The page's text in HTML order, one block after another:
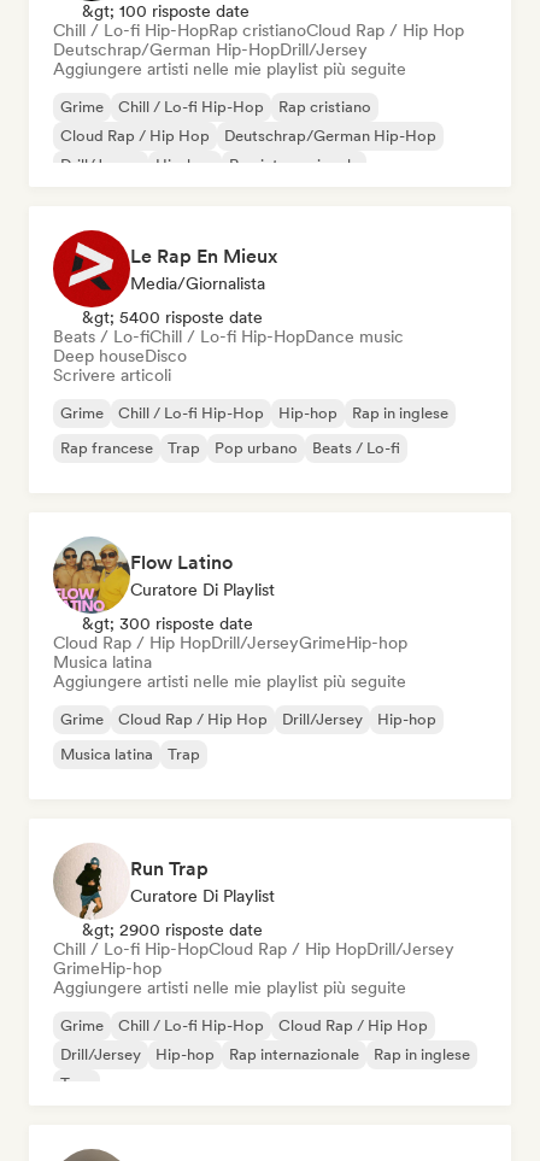
&gt; 100 risposte date
Chill / Lo-fi Hip-HopRap cristianoCloud Rap / Hip Hop
Deutschrap/German Hip-HopDrill/Jersey
Aggiungere artisti nelle mie playlist più seguite
Grime Chill / Lo-fi Hip-Hop
Rap cristiano
Cloud Rap / Hip Hop
Deutschrap/German Hip-Hop
Drill/Jersey
Hip-hop Rap internazionale
Le Rap En Mieux
Media/Giornalista
&gt; 5400 risposte date
Beats / Lo-fiChill / Lo-fi Hip-HopDance music
Deep houseDisco
Scrivere articoli
Grime Chill / Lo-fi Hip-Hop Hip-hop
Rap in inglese
Rap francese
Trap Pop urbano Beats / Lo-fi
Flow Latino
Curatore Di Playlist
&gt; 300 risposte date
Cloud Rap / Hip HopDrill/JerseyGrimeHip-hop
Musica latina
Aggiungere artisti nelle mie playlist più seguite
Grime Cloud Rap / Hip Hop Drill/Jersey
Hip-hop
Musica latina
Trap
Run Trap
Curatore Di Playlist
&gt; 2900 risposte date
Chill / Lo-fi Hip-HopCloud Rap / Hip HopDrill/Jersey
GrimeHip-hop
Aggiungere artisti nelle mie playlist più seguite
Grime Chill / Lo-fi Hip-Hop
Cloud Rap / Hip Hop
Drill/Jersey
Hip-hop Rap internazionale
Rap in inglese
Trap